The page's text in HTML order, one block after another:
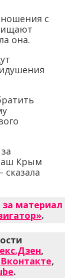
с
она.
Крым
материал
.
,
Вконтакте,
.